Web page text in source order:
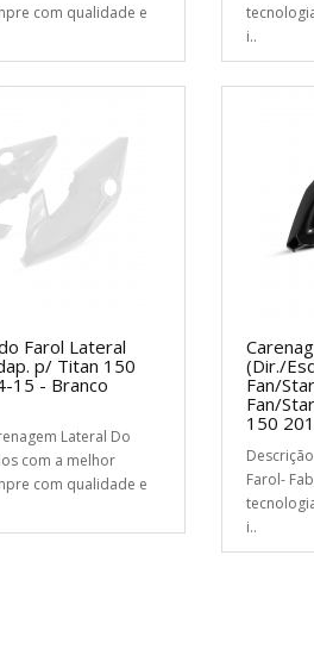
com qualidade e
i..
Farol Lateral
p/ Titan 150
15 - Branco
Lateral Do
com a melhor
com qualidade e
(Dir./
Fan/
Fan/
150
Farol-
i..